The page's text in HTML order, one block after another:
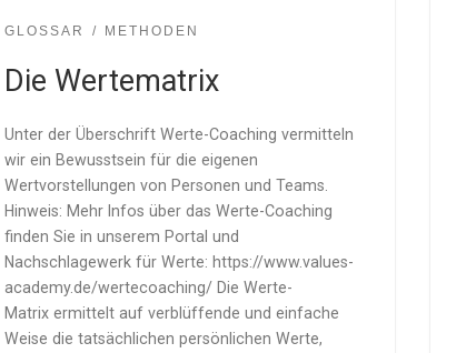
GLOSSAR METHODEN
Die Wertematrix
Unter der Überschrift Werte-Coaching vermitteln
wir ein Bewusstsein für die eigenen
Wertvorstellungen von Personen und Teams.
Hinweis: Mehr Infos über das Werte-Coaching
finden Sie in unserem Portal und
Nachschlagewerk für Werte: https://www.values-
academy.de/wertecoaching/ Die Werte-
Matrix ermittelt auf verblüffende und einfache
Weise die tatsächlichen persönlichen Werte,